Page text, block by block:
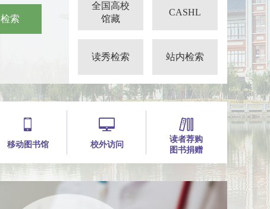
全国高校
馆藏
CASHL
读秀检索 站内检索
检索
移动图书馆 校外访问
读者荐购
图书捐赠